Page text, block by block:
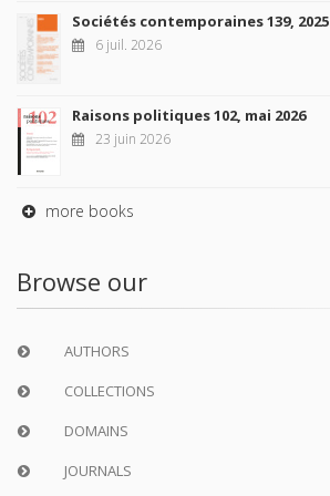
Sociétés contemporaines 139, 2025
6 juil. 2026
Raisons politiques 102, mai 2026
23 juin 2026
more books
Browse our
AUTHORS
COLLECTIONS
DOMAINS
JOURNALS